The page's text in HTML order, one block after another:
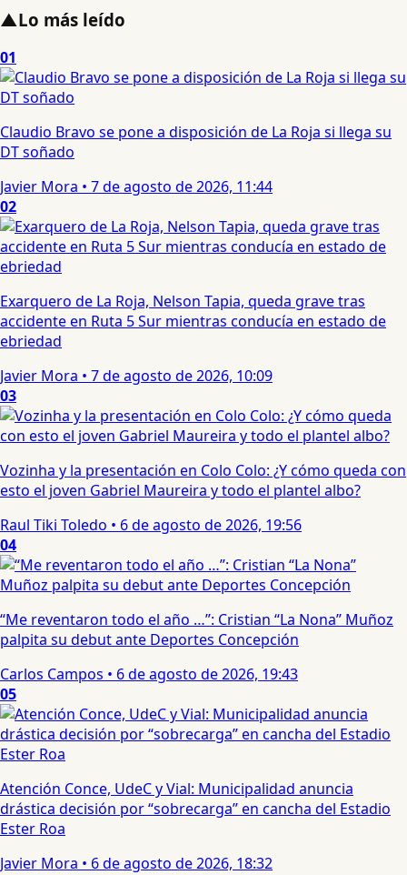
▲Lo más leído
01
Claudio Bravo se pone a disposición de La Roja si llega su
DT soñado
Javier Mora • 7 de agosto de 2026, 11:44
02
Exarquero de La Roja, Nelson Tapia, queda grave tras
accidente en Ruta 5 Sur mientras conducía en estado de
ebriedad
Javier Mora • 7 de agosto de 2026, 10:09
03
Vozinha y la presentación en Colo Colo: ¿Y cómo queda con
esto el joven Gabriel Maureira y todo el plantel albo?
Raul Tiki Toledo • 6 de agosto de 2026, 19:56
04
“Me reventaron todo el año …”: Cristian “La Nona” Muñoz
palpita su debut ante Deportes Concepción
Carlos Campos • 6 de agosto de 2026, 19:43
05
Atención Conce, UdeC y Vial: Municipalidad anuncia
drástica decisión por “sobrecarga” en cancha del Estadio
Ester Roa
Javier Mora • 6 de agosto de 2026, 18:32